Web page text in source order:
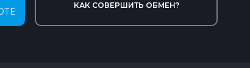
КАК СОВЕРШИТЬ ОБМЕН?